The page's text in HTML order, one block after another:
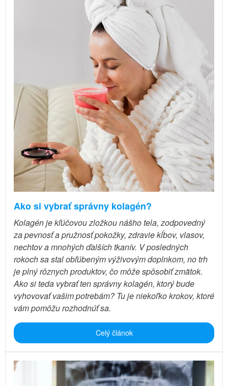
Ako si vybrať správny kolagén?
Kolagén je kľúčovou zložkou nášho tela, zodpovedný
za pevnosť a pružnosť pokožky, zdravie kĺbov, vlasov,
nechtov a mnohých ďalších tkanív. V posledných
rokoch sa stal obľúbeným výživovým doplnkom, no trh
je plný rôznych produktov, čo môže spôsobiť zmätok.
Ako si teda vybrať ten správny kolagén, ktorý bude
vyhovovať vašim potrebám? Tu je niekoľko krokov, ktoré
vám pomôžu rozhodnúť sa.
Celý článok